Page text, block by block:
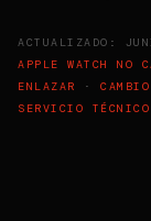
ACTUALIZADO:
APPLE WATCH NO
ENLAZAR
·
SERVICIO